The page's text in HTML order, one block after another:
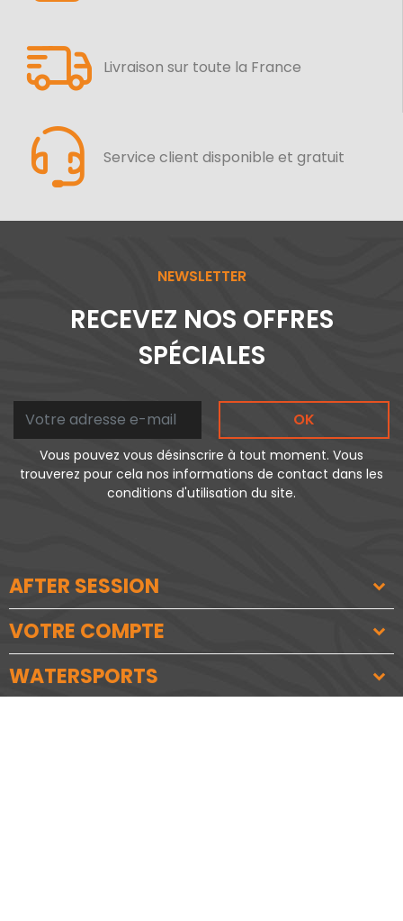
Livraison sur toute la France
Service client disponible et gratuit
NEWSLETTER
RECEVEZ NOS OFFRES
SPÉCIALES
OK
Vous pouvez vous désinscrire à tout moment. Vous
trouverez pour cela nos informations de contact dans les
conditions d'utilisation du site.
AFTER SESSION
VOTRE COMPTE
WATERSPORTS